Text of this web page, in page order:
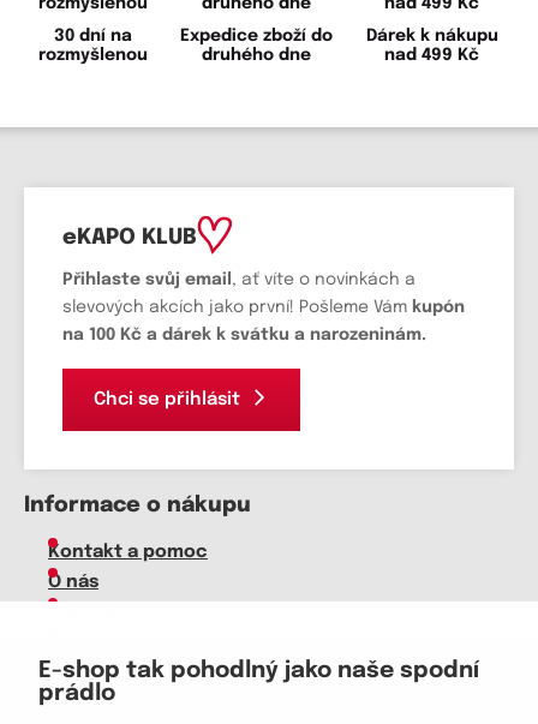
E-shop tak pohodlný jako naše spodní
prádlo
30 dní na
rozmyšlenou
Expedice zboží do
druhého dne
Dárek k nákupu
nad 499 Kč
eKAPO KLUB
Přihlaste svůj email , ať víte o novinkách a
slevových akcích jako první! Pošleme Vám kupón
na 100 Kč a dárek k svátku a narozeninám.
Chci se přihlásit
Informace o nákupu
Kontakt a pomoc
O nás
Velkoobchod
Vrácení zboží, reklamace